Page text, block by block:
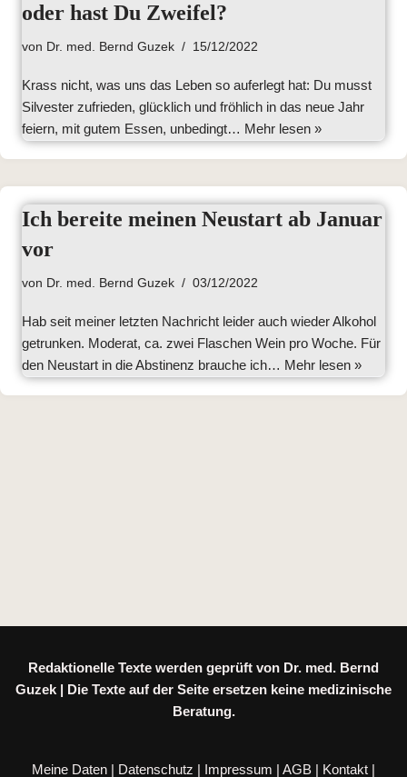
oder hast Du Zweifel?
von Dr. med. Bernd Guzek 15/12/2022
Krass nicht, was uns das Leben so auferlegt hat: Du musst
Silvester zufrieden, glücklich und fröhlich in das neue Jahr
feiern, mit gutem Essen, unbedingt… Mehr lesen »
Ich bereite meinen Neustart ab Januar
vor
von Dr. med. Bernd Guzek 03/12/2022
Hab seit meiner letzten Nachricht leider auch wieder Alkohol
getrunken. Moderat, ca. zwei Flaschen Wein pro Woche. Für
den Neustart in die Abstinenz brauche ich… Mehr lesen »
Redaktionelle Texte werden geprüft von Dr. med. Bernd
Guzek | Die Texte auf der Seite ersetzen keine medizinische
Beratung.
Meine Daten | Datenschutz | Impressum | AGB | Kontakt |